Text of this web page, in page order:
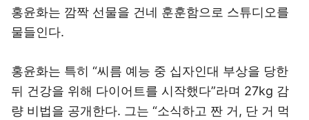
홍윤화는 깜짝 선물을 건네 훈훈함으로 스튜디오를
물들인다.
홍윤화는 특히 “씨름 예능 중 십자인대 부상을 당한
뒤 건강을 위해 다이어트를 시작했다”라며 27kg 감
량 비법을 공개한다. 그는 “소식하고 짠 거, 단 거 먹